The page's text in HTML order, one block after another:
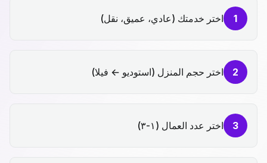
1 اختر خدمتك (عادي، عميق، نقل)
2 اختر حجم المنزل (استوديو ← فيلا)
3 اختر عدد العمال (١-٣)